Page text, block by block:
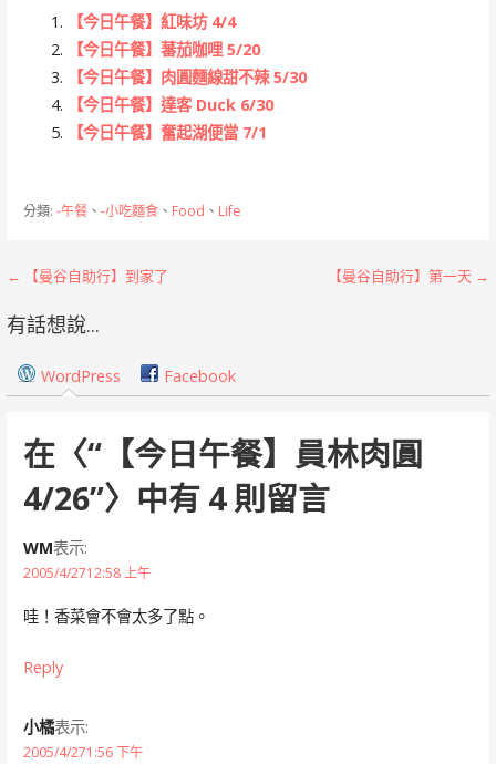
【今日午餐】紅味坊 4/4
【今日午餐】蕃茄咖哩 5/20
【今日午餐】肉圓麵線甜不辣 5/30
【今日午餐】達客 Duck 6/30
【今日午餐】奮起湖便當 7/1
分類: -午餐、 -小吃麵食、 Food 、 Life
文
章
導
覽
← 【曼谷自助行】到家了 【曼谷自助行】第一天 →
有話想說...
WordPress Facebook
在〈“【今日午餐】員林肉圓
4/26”〉中有 4 則留言
WM表示:
2005/4/2712:58 上午
哇！香菜會不會太多了點。
Reply
小橘表示:
2005/4/271:56 下午